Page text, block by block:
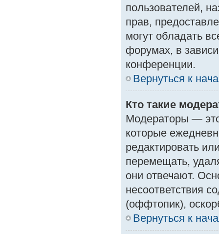
пользователей,
прав,
могут обладать
форумах, в
конференции.
Вернуться к
Кто такие
Модераторы —
которые
редактировать
перемещать,
они отвечают.
несоответствия
(оффтопик),
Вернуться к